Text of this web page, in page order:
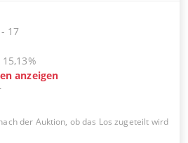
- 17
15,13%
anzeigen
der Auktion, ob das Los zugeteilt wird